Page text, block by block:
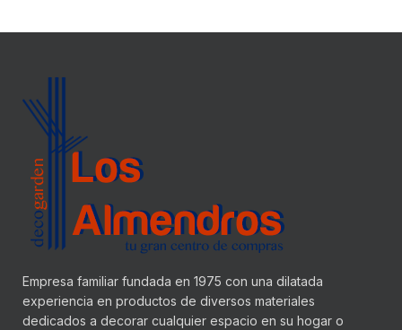
Empresa familiar fundada en 1975 con una dilatada
experiencia en productos de diversos materiales
dedicados a decorar cualquier espacio en su hogar o